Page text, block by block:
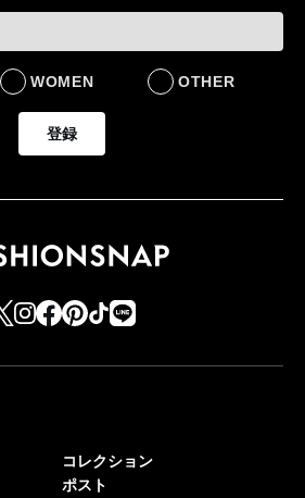
WOMEN OTHER
登録
コレクション
ポスト